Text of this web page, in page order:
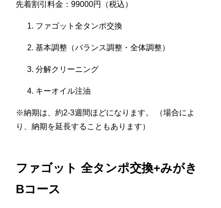
先着割引料金：99000円（税込）
ファゴット全タンポ交換
基本調整（バランス調整・全体調整）
分解クリーニング
キーオイル注油
※納期は、約2-3週間ほどになります。 （場合によ
り、納期を延長することもあります）
ファゴット 全タンポ交換+みがき
Bコース